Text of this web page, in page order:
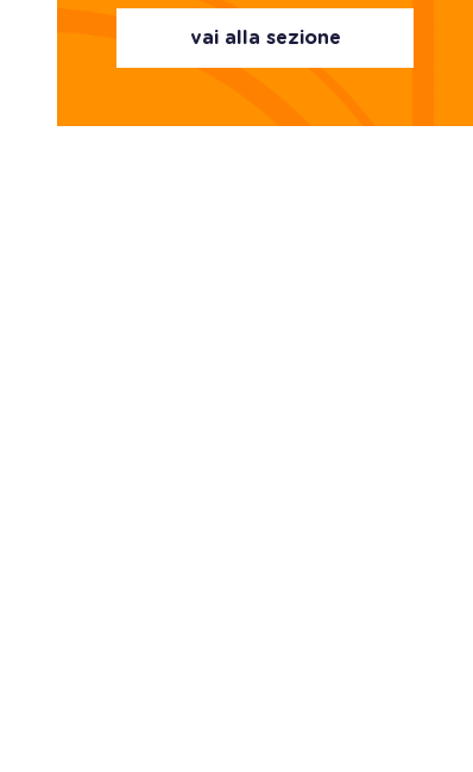
vai alla sezione